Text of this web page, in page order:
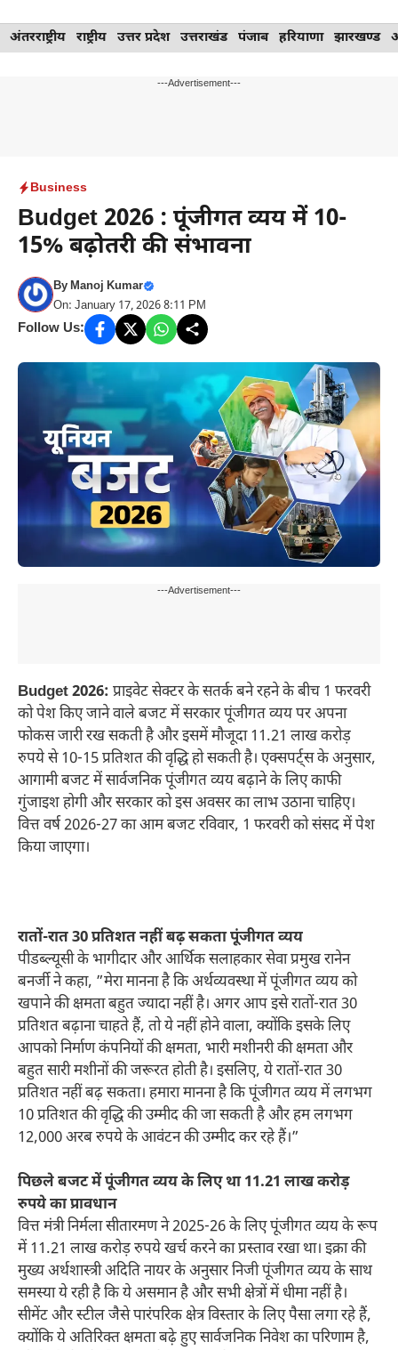
Skip
to
अंतरराष्ट्रीय राष्ट्रीय उत्तर प्रदेश उत्तराखंड पंजाब हरियाणा झारखण्ड
---Advertisement---
Business
Budget 2026 : पूंजीगत व्यय में 10-
15% बढ़ोतरी की संभावना
ByManoj Kumar
On: January 17, 2026 8:11 PM
Follow Us:
---Advertisement---
Budget 2026: प्राइवेट सेक्टर के सतर्क बने रहने के बीच 1 फरवरी
को पेश किए जाने वाले बजट में सरकार पूंजीगत व्यय पर अपना
फोकस जारी रख सकती है और इसमें मौजूदा 11.21 लाख करोड़
रुपये से 10-15 प्रतिशत की वृद्धि हो सकती है। एक्सपर्ट्स के अनुसार,
आगामी बजट में सार्वजनिक पूंजीगत व्यय बढ़ाने के लिए काफी
गुंजाइश होगी और सरकार को इस अवसर का लाभ उठाना चाहिए।
वित्त वर्ष 2026-27 का आम बजट रविवार, 1 फरवरी को संसद में पेश
किया जाएगा।
रातों-रात 30 प्रतिशत नहीं बढ़ सकता पूंजीगत व्यय
पीडब्ल्यूसी के भागीदार और आर्थिक सलाहकार सेवा प्रमुख रानेन
बनर्जी ने कहा, ”मेरा मानना ​​है कि अर्थव्यवस्था में पूंजीगत व्यय को
खपाने की क्षमता बहुत ज्यादा नहीं है। अगर आप इसे रातों-रात 30
प्रतिशत बढ़ाना चाहते हैं, तो ये नहीं होने वाला, क्योंकि इसके लिए
आपको निर्माण कंपनियों की क्षमता, भारी मशीनरी की क्षमता और
बहुत सारी मशीनों की जरूरत होती है। इसलिए, ये रातों-रात 30
प्रतिशत नहीं बढ़ सकता। हमारा मानना ​​है कि पूंजीगत व्यय में लगभग
10 प्रतिशत की वृद्धि की उम्मीद की जा सकती है और हम लगभग
12,000 अरब रुपये के आवंटन की उम्मीद कर रहे हैं।”
पिछले बजट में पूंजीगत व्यय के लिए था 11.21 लाख करोड़
रुपये का प्रावधान
वित्त मंत्री निर्मला सीतारमण ने 2025-26 के लिए पूंजीगत व्यय के रूप
में 11.21 लाख करोड़ रुपये खर्च करने का प्रस्ताव रखा था। इक्रा की
मुख्य अर्थशास्त्री अदिति नायर के अनुसार निजी पूंजीगत व्यय के साथ
समस्या ये रही है कि ये असमान है और सभी क्षेत्रों में धीमा नहीं है।
सीमेंट और स्टील जैसे पारंपरिक क्षेत्र विस्तार के लिए पैसा लगा रहे हैं,
क्योंकि ये अतिरिक्त क्षमता बढ़े हुए सार्वजनिक निवेश का परिणाम है,